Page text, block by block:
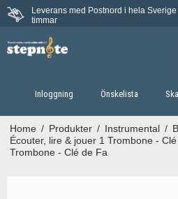
Leverans med Postnord i hela Sverige
timmar
Inloggning Önskelista
Home / Produkter / Instrumental /
Écouter, lire & jouer 1 Trombone -
Trombone - Clé de Fa